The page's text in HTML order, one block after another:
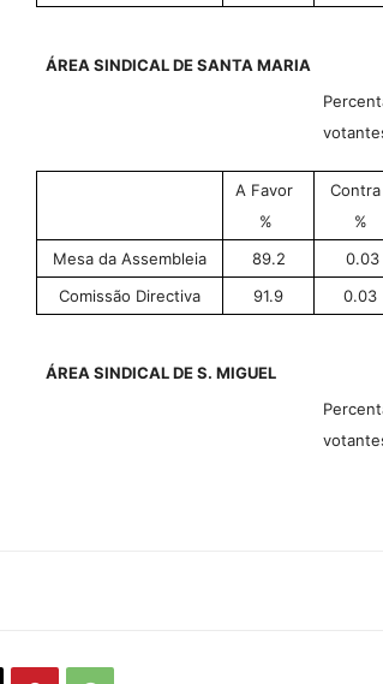
ÁREA SINDICAL DE SANTA MARIA
A Favor
%
Contra
%
Mesa da Assembleia 89.2 0.03
Comissão Directiva
91.9 0.03
ÁREA SINDICAL DE S. MIGUEL